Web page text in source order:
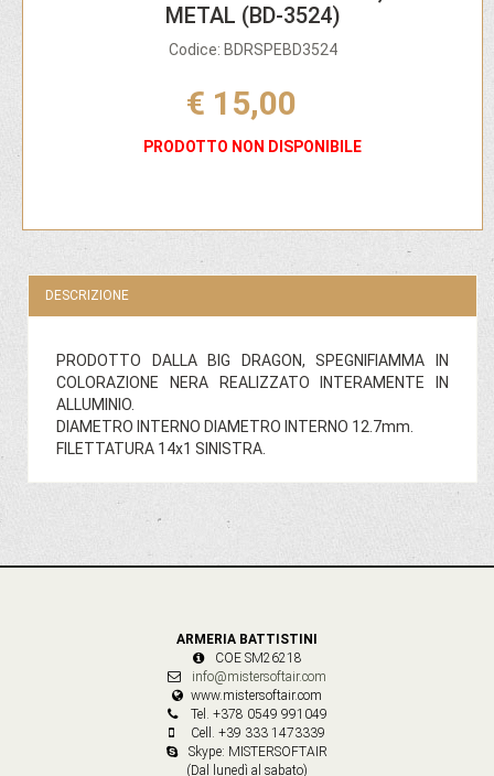
METAL (BD-3524)
Codice: BDRSPEBD3524
€ 15,00
PRODOTTO NON DISPONIBILE
DESCRIZIONE
PRODOTTO DALLA BIG DRAGON, SPEGNIFIAMMA IN
COLORAZIONE NERA REALIZZATO INTERAMENTE IN
ALLUMINIO.
DIAMETRO INTERNO DIAMETRO INTERNO 12.7mm.
FILETTATURA 14x1 SINISTRA.
ARMERIA BATTISTINI
COE SM26218
info@mistersoftair.com
www.mistersoftair.com
Tel. +378 0549 991049
Cell. +39 333 1473339
Skype: MISTERSOFTAIR
(Dal lunedì al sabato)